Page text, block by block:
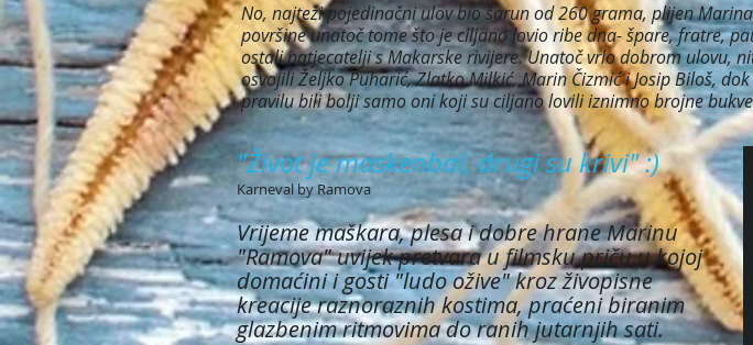
No, najteži pojedinačni ulov bio šarun od 260 grama, plijen
površine unatoč tome što je ciljano lovio ribe dna- špare, fratre,
ostali natjecatelji s Makarske rivijere. Unatoč vrlo dobrom ulovu,
osvojili Željko Puharić, Zlatko Milkić, Marin Čizmić i Josip Biloš,
pravilu bili bolji samo oni koji su ciljano lovili iznimno brojne
"Život je maskenbal, drugi su krivi" :)
Karneval by Ramova
Vrijeme maškara, plesa i dobre hrane Marinu
"Ramova" uvijek pretvara u filmsku priču u kojoj
domaćini i gosti "ludo ožive" kroz živopisne
kreacije raznoraznih kostima, praćeni biranim
glazbenim ritmovima do ranih jutarnjih sati.